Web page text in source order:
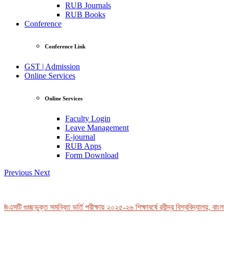
RUB Journals
RUB Books
Conference
Conference Link
GST | Admission
Online Services
Online Services
Faculty Login
Leave Management
E-journal
RUB Apps
Form Download
Previous Next
গুচ্ছভুক্ত সমন্বিত ভর্তি পরীক্ষায় ২০২৫-২৬ শিক্ষাবর্ষে রবীন্দ্র বিশ্ববিদ্যালয়,